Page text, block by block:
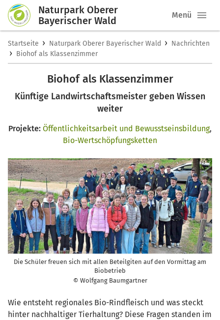
Naturpark Oberer
Bayerischer Wald
Menü
Startseite › Naturpark Oberer Bayerischer Wald › Nachrichten
› Biohof als Klassenzimmer
Biohof als Klassenzimmer
Künftige Landwirtschaftsmeister geben Wissen
weiter
Projekte: Öffentlichkeitsarbeit und Bewusstseinsbildung,
Bio-Wertschöpfungsketten
Die Schüler freuen sich mit allen Beteilgiten auf den Vormittag am
Biobetrieb
© Wolfgang Baumgartner
Wie entsteht regionales Bio-Rindfleisch und was steckt
hinter nachhaltiger Tierhaltung? Diese Fragen standen im